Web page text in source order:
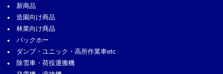
新商品
造園向け商品
林業向け商品
バックホー
ダンプ・ユニック・高所作業車etc
除雪車・荷役運搬機